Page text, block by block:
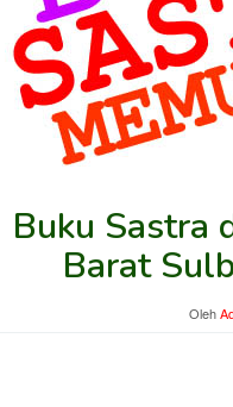
Buku Sastra
Barat
Oleh